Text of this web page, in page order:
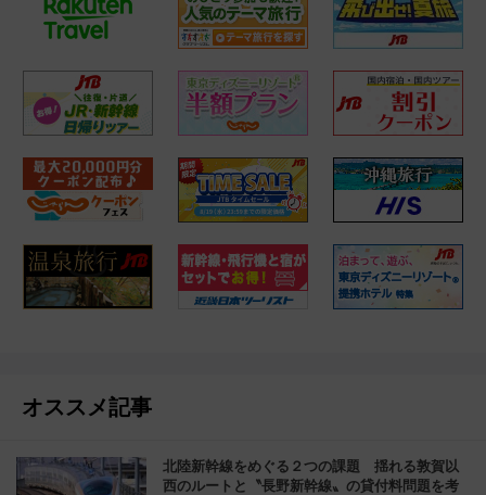
オススメ記事
北陸新幹線をめぐる２つの課題 揺れる敦賀以
西のルートと〝長野新幹線〟の貸付料問題を考